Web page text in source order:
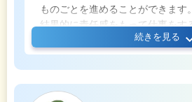
ものごとを進めることができます。
結果的に責任感をもって仕事をす
でやりがいを感じます。続きを見る